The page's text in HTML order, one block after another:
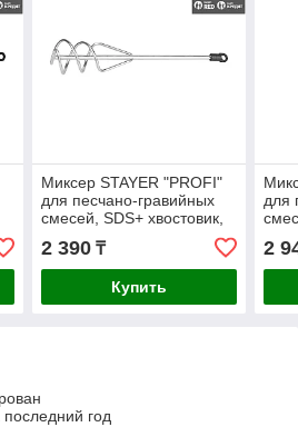
Миксер STAYER "PROFI"
для песчано-гравийных
смесей, SDS+ хвостовик,
оцинкованный, 80х400мм
(06014-08-40)
2 390₸
Купить
для
2
год